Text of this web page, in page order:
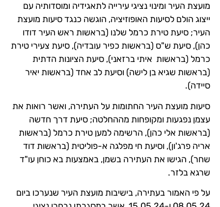
מועצת העיר ומינוי נציגי עירייה לתאגידיה ומוסדותיה עם
ייצוג הולם לסיעות האופוזיציה, הוגשה כנגד סיעות מועצת
העיר; סיעת טירת כרמל שלנו (בראשות ראש העיר דודו
כהן), סיעת ש"ס (בראשות כפיר עובדיה), סיעת צעירי טירת
כרמל (בראשות איתי ברזאני), סיעת הציונות הדתית
(בראשות שגיא בן לישה) וסיעת לב אחד (בראשות יאיר
סיידה).
סיעות מועצת העיר החתומות על העתירה, ואשר רואות את
עצמן נפגעות ומקופחות מההחלטה; סיעת דרך חדשה
(בראשות אלי כהן), הרשימה למען טירת כרמל (בראשות
אריה פרג'ון), וסיעת חי מפלגה א-פוליטית (בראשות דוד
שחר), הגישו את העתירה בשמן, באמצעות בא כוחן עו"ד
שרגא בלזר.
על פי האמור בעתירה, בישיבות מועצת העיר שנערכו ביום